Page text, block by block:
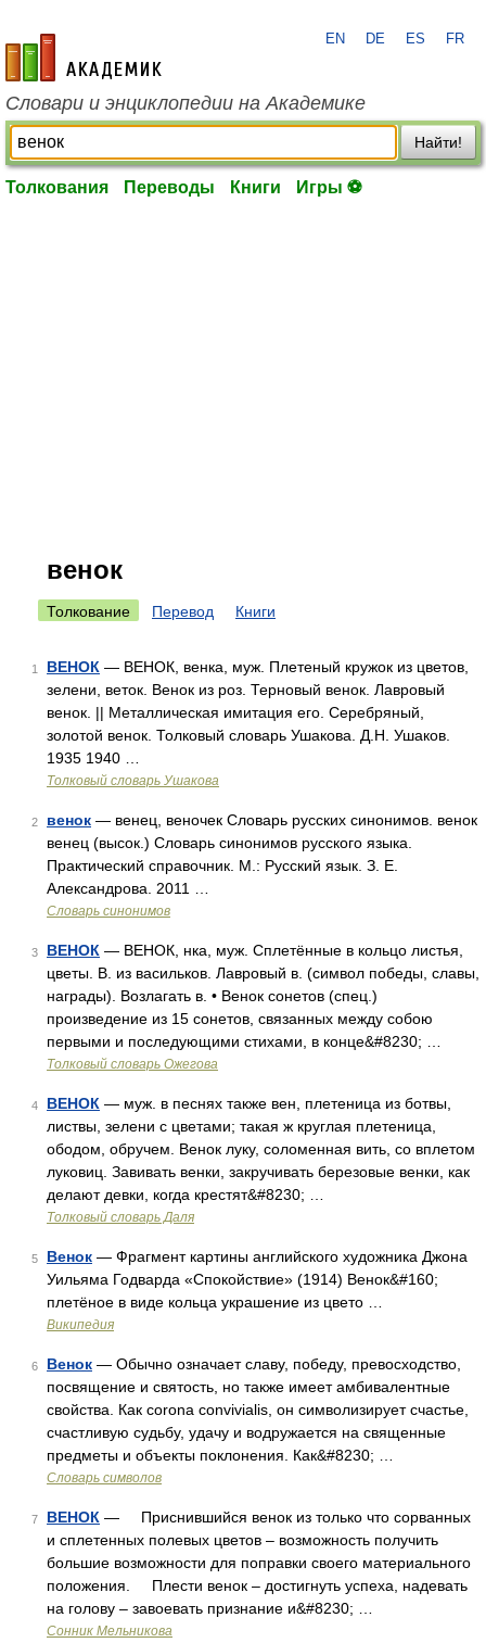
academic.ru
EN DE ES FR
Словари и энциклопедии на Академике
Найти!
Толкования Переводы Книги Игры ⚽
венок
Толкование Перевод Книги
1 ВЕНОК — ВЕНОК, венка, муж. Плетеный кружок из цветов,
зелени, веток. Венок из роз. Терновый венок. Лавровый
венок. || Металлическая имитация его. Серебряный,
золотой венок. Толковый словарь Ушакова. Д.Н. Ушаков.
1935 1940 …
Толковый словарь Ушакова
2 венок — венец, веночек Словарь русских синонимов. венок
венец (высок.) Словарь синонимов русского языка.
Практический справочник. М.: Русский язык. З. Е.
Александрова. 2011 …
Словарь синонимов
3 ВЕНОК — ВЕНОК, нка, муж. Сплетённые в кольцо листья,
цветы. В. из васильков. Лавровый в. (символ победы, славы,
награды). Возлагать в. • Венок сонетов (спец.)
произведение из 15 сонетов, связанных между собою
первыми и последующими стихами, в конце&#8230; …
Толковый словарь Ожегова
4 ВЕНОК — муж. в песнях также вен, плетеница из ботвы,
листвы, зелени с цветами; такая ж круглая плетеница,
ободом, обручем. Венок луку, соломенная вить, со вплетом
луковиц. Завивать венки, закручивать березовые венки, как
делают девки, когда крестят&#8230; …
Толковый словарь Даля
5 Венок — Фрагмент картины английского художника Джона
Уильяма Годварда «Спокойствие» (1914) Венок&#160;
плетёное в виде кольца украшение из цвето …
Википедия
6 Венок — Обычно означает славу, победу, превосходство,
посвящение и святость, но также имеет амбивалентные
свойства. Как corona convivialis, он символизирует счастье,
счастливую судьбу, удачу и водружается на священные
предметы и объекты поклонения. Как&#8230; …
Словарь символов
7 ВЕНОК — Приснившийся венок из только что сорванных
и сплетенных полевых цветов – возможность получить
большие возможности для поправки своего материального
положения. Плести венок – достигнуть успеха, надевать
на голову – завоевать признание и&#8230; …
Сонник Мельникова